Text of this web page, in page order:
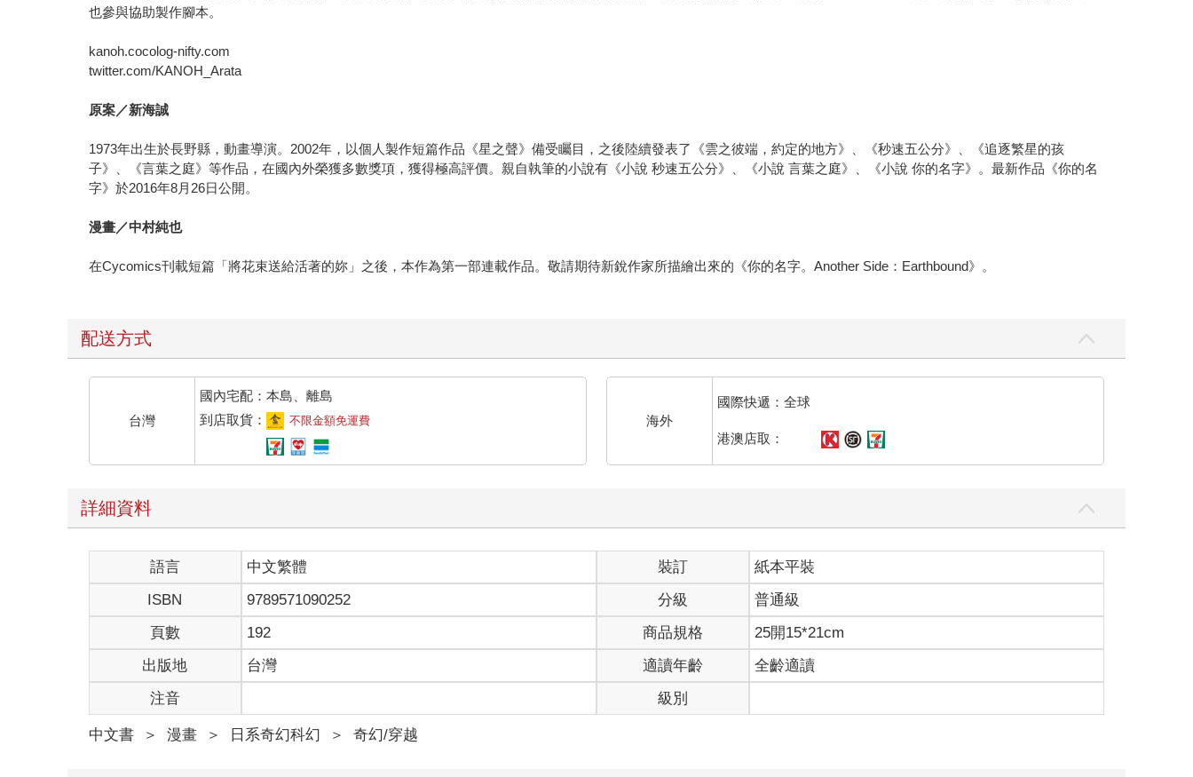
也參與協助製作腳本。
kanoh.cocolog-nifty.com
twitter.com/KANOH_Arata
原案／新海誠
1973年出生於長野縣，動畫導演。2002年，以個人製作短篇作品《星之聲》備受矚目，之後陸續發表了《雲之彼端，約定的地方》、《秒速五公分》、《追逐繁星的孩
子》、《言葉之庭》等作品，在國內外榮獲多數獎項，獲得極高評價。親自執筆的小說有《小說 秒速五公分》、《小說 言葉之庭》、《小說 你的名字》。最新作品《你的名
字》於2016年8月26日公開。
漫畫／中村純也
在Cycomics刊載短篇「將花束送給活著的妳」之後，本作為第一部連載作品。敬請期待新銳作家所描繪出來的《你的名字。Another Side：Earthbound》。
配送方式
台灣
國內宅配：本島、離島
到店取貨：
不限金額免運費 海外
國際快遞：全球
港澳店取：
詳細資料
語言 中文繁體 裝訂
紙本平裝
ISBN
9789571090252 分級
普通級
頁數
192 商品規格
25開15*21cm
出版地
台灣 適讀年齡
全齡適讀
注音
級別
中文書 ＞ 漫畫 ＞ 日系奇幻科幻 ＞ 奇幻/穿越